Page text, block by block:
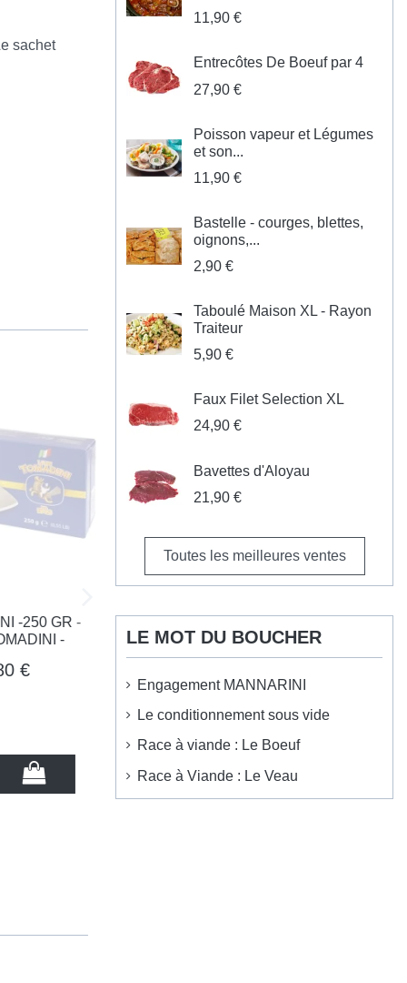
sachet
GR -
-
11,90 €
Entrecôtes De Boeuf par 4
27,90 €
Poisson vapeur et Légumes
et son...
11,90 €
Bastelle - courges, blettes,
oignons,...
2,90 €
Taboulé Maison XL - Rayon
Traiteur
5,90 €
Faux Filet Selection XL
24,90 €
Bavettes d'Aloyau
21,90 €
Toutes les meilleures ventes
LE MOT DU BOUCHER
Engagement MANNARINI
Le conditionnement sous vide
Race à viande : Le Boeuf
Race à Viande : Le Veau